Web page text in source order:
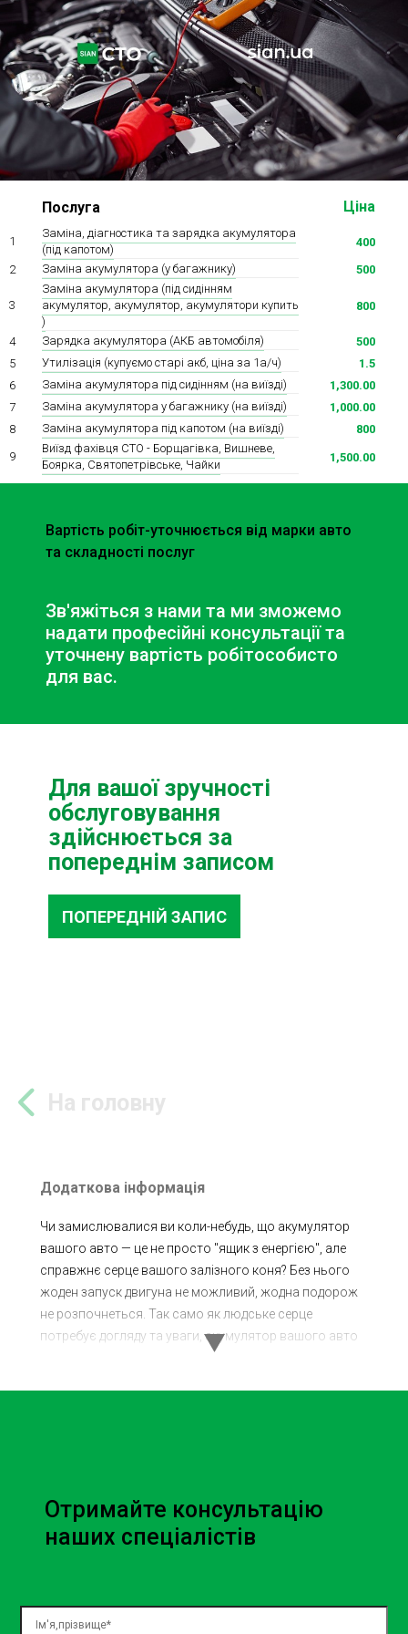
Ходова частина Зчеплення
ГРМ Шиномонтаж
Запчастини Двигун
Гальмівна система Заміна Ременей
Вартість робіт-уточнюється від марки авто
та складності послуг
Зв'яжіться з нами та ми зможемо
надати професійні консультації та
уточнену вартість робітособисто
для вас.
Послуга Ціна
1
Заміна, діагностика та зарядка акумулятора
(під капотом)
400
2
Заміна акумулятора (у багажнику) 500
3
Заміна акумулятора (під сидінням
акумулятор, акумулятор, акумулятори купить
)
800
4 Зарядка акумулятора (АКБ автомобіля)
500
5
Утилізація (купуємо старі акб, ціна за 1а/ч)
1.5
6
Заміна акумулятора під сидінням (на виїзді)
1,300.00
7
Заміна акумулятора у багажнику (на виїзді)
1,000.00
8
Заміна акумулятора під капотом (на виїзді)
800
9
Виїзд фахівця СТО - Борщагівка, Вишневе,
Боярка, Святопетрівське, Чайки
1,500.00
Для вашої зручності
обслуговування
здійснюється за
попереднім записом
ПОПЕРЕДНІЙ ЗАПИС
На головну
Додаткова інформація
Чи замислювалися ви коли-небудь, що акумулятор
вашого авто — це не просто "ящик з енергією", але
справжнє серце вашого залізного коня? Без нього
жоден запуск двигуна не можливий, жодна подорож
не розпочнеться. Так само як людське серце
потребує догляду та уваги, акумулятор вашого авто
акумулятора так
Отримайте консультацію
наших спеціалістів